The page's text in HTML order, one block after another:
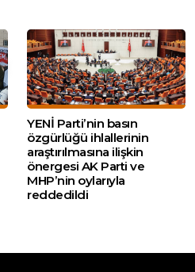
YENİ Parti’nin basın
özgürlüğü ihlallerinin
araştırılmasına ilişkin
önergesi AK Parti ve
MHP’nin oylarıyla
reddedildi